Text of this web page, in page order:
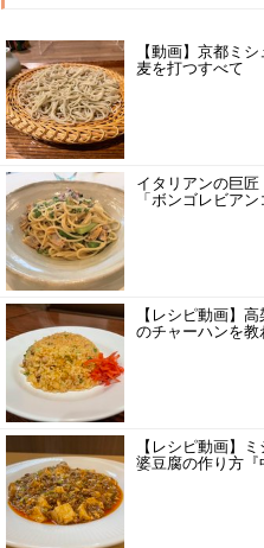
【動画】京都ミ
麦を打つすべて
イタリアンの巨
「ボンゴレビア
【レシピ動画】
のチャーハンを教
【レシピ動画】
婆豆腐の作り方『